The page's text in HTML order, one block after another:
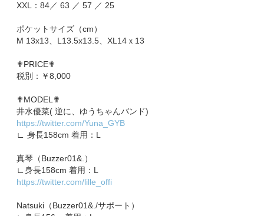
XXL：84／ 63 ／ 57 ／ 25
ポケットサイズ（cm）
M 13x13、L13.5x13.5、XL14ｘ13
✟PRICE✟
税別：￥8,000
✟MODEL✟
井水優菜( 逆に、ゆうちゃんバンド)
https://twitter.com/Yuna_GYB
∟ 身長158cm 着用：L
真琴（Buzzer01&.）
∟身長158cm 着用：L
https://twitter.com/lille_offi
Natsuki（Buzzer01&./サポート）